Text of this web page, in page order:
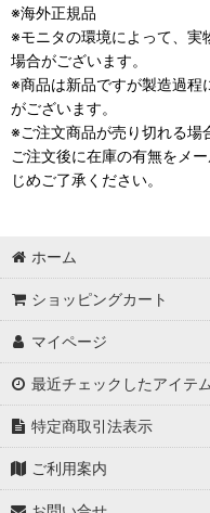
※海外正規品
※モニタの環境によって、実
場合がございます。
※商品は新品ですが製造過程
がございます。
※ご注文商品が売り切れる場
ご注文後に在庫の有無をメ
じめご了承ください。
ホーム
ショッピングカート
マイページ
最近チェックしたアイテム
特定商取引法表示
ご利用案内